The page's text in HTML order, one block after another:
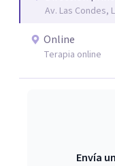
camino hacia la
Av. Las Condes,
Online
Terapia online
Envía